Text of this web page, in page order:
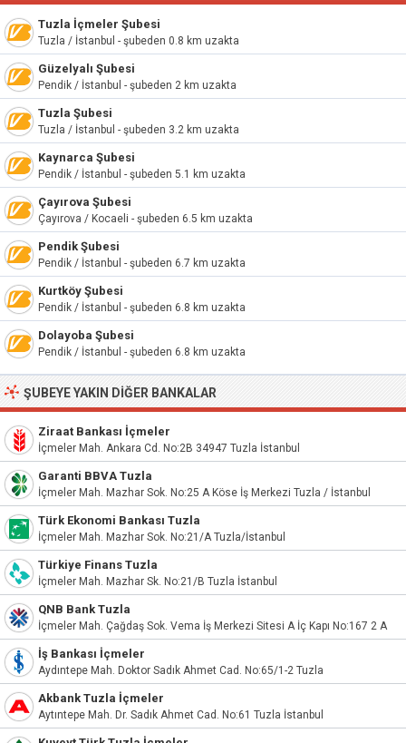
Tuzla İçmeler Şubesi
Tuzla / İstanbul - şubeden 0.8 km uzakta
Güzelyalı Şubesi
Pendik / İstanbul - şubeden 2 km uzakta
Tuzla Şubesi
Tuzla / İstanbul - şubeden 3.2 km uzakta
Kaynarca Şubesi
Pendik / İstanbul - şubeden 5.1 km uzakta
Çayırova Şubesi
Çayırova / Kocaeli - şubeden 6.5 km uzakta
Pendik Şubesi
Pendik / İstanbul - şubeden 6.7 km uzakta
Kurtköy Şubesi
Pendik / İstanbul - şubeden 6.8 km uzakta
Dolayoba Şubesi
Pendik / İstanbul - şubeden 6.8 km uzakta
ŞUBEYE YAKIN DIĞER BANKALAR
Ziraat Bankası İçmeler
İçmeler Mah. Ankara Cd. No:2B 34947 Tuzla İstanbul
Garanti BBVA Tuzla
İçmeler Mah. Mazhar Sok. No:25 A Köse İş Merkezi Tuzla / İstanbul
Türk Ekonomi Bankası Tuzla
İçmeler Mah. Mazhar Sok. No:21/A Tuzla/İstanbul
Türkiye Finans Tuzla
İçmeler Mah. Mazhar Sk. No:21/B Tuzla İstanbul
QNB Bank Tuzla
İçmeler Mah. Çağdaş Sok. Vema İş Merkezi Sitesi A İç Kapı No:167 2 A
İş Bankası İçmeler
Aydıntepe Mah. Doktor Sadık Ahmet Cad. No:65/1-2 Tuzla
Akbank Tuzla İçmeler
Aytıntepe Mah. Dr. Sadık Ahmet Cad. No:61 Tuzla İstanbul